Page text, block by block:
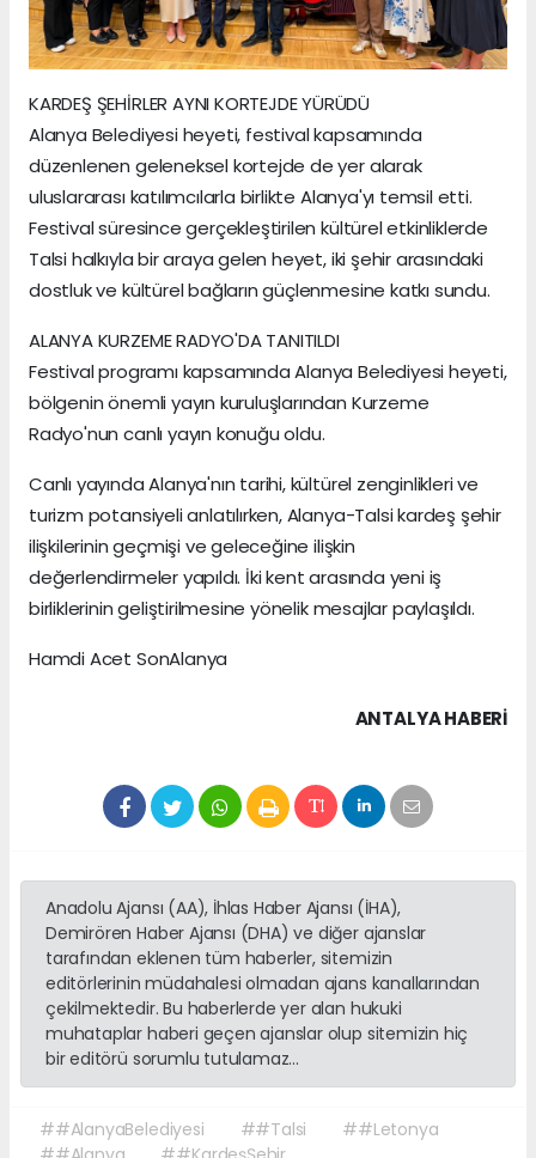
KARDEŞ ŞEHİRLER AYNI KORTEJDE YÜRÜDÜ
Alanya Belediyesi heyeti, festival kapsamında
düzenlenen geleneksel kortejde de yer alarak
uluslararası katılımcılarla birlikte Alanya'yı temsil etti.
Festival süresince gerçekleştirilen kültürel etkinliklerde
Talsi halkıyla bir araya gelen heyet, iki şehir arasındaki
dostluk ve kültürel bağların güçlenmesine katkı sundu.
ALANYA KURZEME RADYO'DA TANITILDI
Festival programı kapsamında Alanya Belediyesi heyeti,
bölgenin önemli yayın kuruluşlarından Kurzeme
Radyo'nun canlı yayın konuğu oldu.
Canlı yayında Alanya'nın tarihi, kültürel zenginlikleri ve
turizm potansiyeli anlatılırken, Alanya-Talsi kardeş şehir
ilişkilerinin geçmişi ve geleceğine ilişkin
değerlendirmeler yapıldı. İki kent arasında yeni iş
birliklerinin geliştirilmesine yönelik mesajlar paylaşıldı.
Hamdi Acet SonAlanya
ANTALYA HABERİ
Anadolu Ajansı (AA), İhlas Haber Ajansı (İHA),
Demirören Haber Ajansı (DHA) ve diğer ajanslar
tarafından eklenen tüm haberler, sitemizin
editörlerinin müdahalesi olmadan ajans kanallarından
çekilmektedir. Bu haberlerde yer alan hukuki
muhataplar haberi geçen ajanslar olup sitemizin hiç
bir editörü sorumlu tutulamaz...
##AlanyaBelediyesi ##Talsi
##Letonya